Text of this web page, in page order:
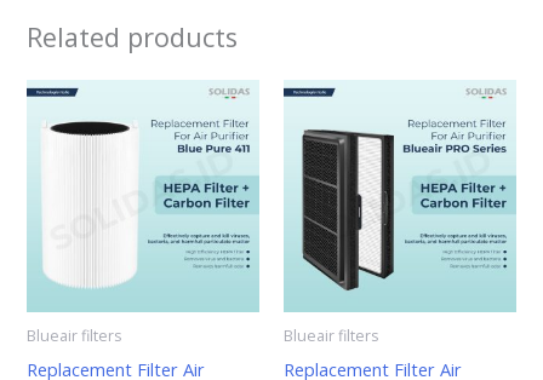
Related products
Blueair filters
Replacement Filter Air
Blueair filters
Replacement Filter Air